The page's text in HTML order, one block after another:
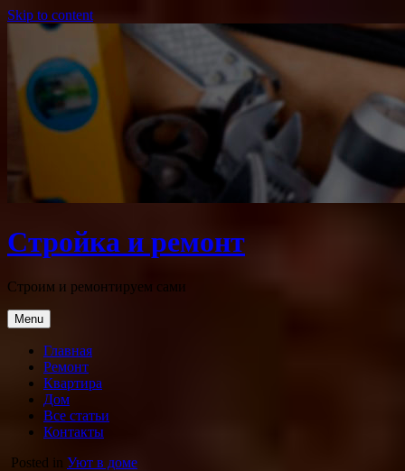
Skip to content
Стройка и ремонт
Строим и ремонтируем сами
Menu
Главная
Ремонт
Квартира
Дом
Все статьи
Контакты
Posted in Уют в доме